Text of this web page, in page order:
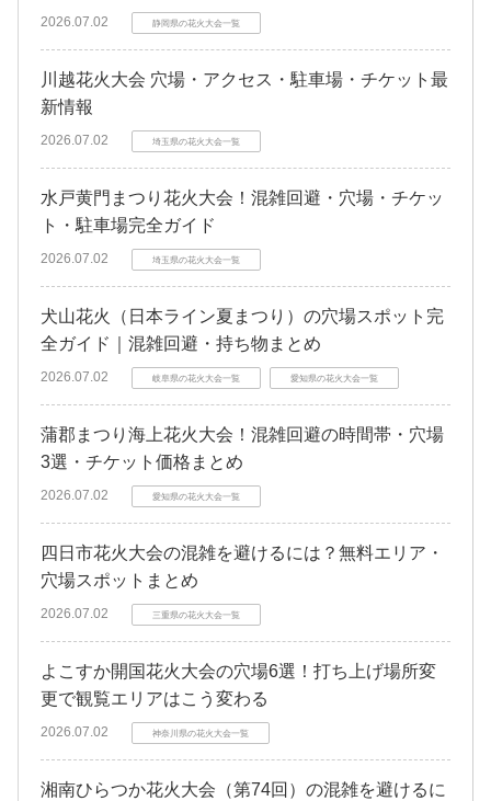
2026.07.02 静岡県の花火大会一覧
川越花火大会 穴場・アクセス・駐車場・チケット最
新情報
2026.07.02 埼玉県の花火大会一覧
水戸黄門まつり花火大会！混雑回避・穴場・チケッ
ト・駐車場完全ガイド
2026.07.02 埼玉県の花火大会一覧
犬山花火（日本ライン夏まつり）の穴場スポット完
全ガイド｜混雑回避・持ち物まとめ
2026.07.02 岐阜県の花火大会一覧 愛知県の花火大会一覧
蒲郡まつり海上花火大会！混雑回避の時間帯・穴場
3選・チケット価格まとめ
2026.07.02 愛知県の花火大会一覧
四日市花火大会の混雑を避けるには？無料エリア・
穴場スポットまとめ
2026.07.02 三重県の花火大会一覧
よこすか開国花火大会の穴場6選！打ち上げ場所変
更で観覧エリアはこう変わる
2026.07.02 神奈川県の花火大会一覧
湘南ひらつか花火大会（第74回）の混雑を避けるに